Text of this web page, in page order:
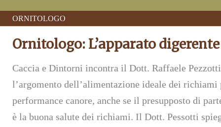
ORNITOLOGO
Ornitologo: L’apparato digerente
Caccia e Dintorni incontra il Dott. Raffaele
l’argomento dell’alimentazione ideale dei
performance canore, anche se il presupposto di
è la buona salute dei richiami. Il Dott. Pessotti